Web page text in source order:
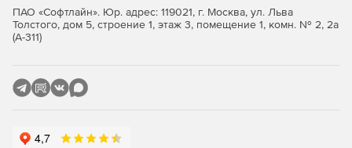
ПАО «Софтлайн». Юр. адрес: 119021, г. Москва, ул. Льва
Толстого, дом 5, строение 1, этаж 3, помещение 1, комн. № 2, 2а
(А-311)